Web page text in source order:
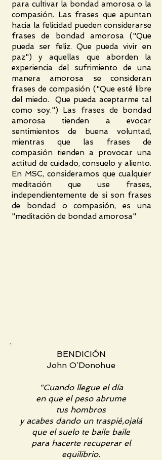
para cultivar la bondad amorosa o la
compasión. Las frases que apuntan
hacia la felicidad pueden considerarse
frases de bondad amorosa ("Que
pueda ser feliz. Que pueda vivir en
paz") y aquellas que aborden la
experiencia del sufrimiento de una
manera amorosa se consideran
frases de compasión ("Que esté libre
del miedo. Que pueda aceptarme tal
como soy.") Las frases de bondad
amorosa tienden a evocar
sentimientos de buena voluntad,
mientras que las frases de
compasión tienden a provocar una
actitud de cuidado, consuelo y aliento.
En MSC, consideramos que cualquier
meditación que use frases,
independientemente de si son frases
de bondad o compasión, es una
"meditación de bondad amorosa"
BENDICIÓN
John O’Donohue
"Cuando llegue el día
en que el peso abrume
tus hombros
y acabes dando un traspié,ojalá
que el suelo te baile baile
para hacerte recuperar el
equilibrio.